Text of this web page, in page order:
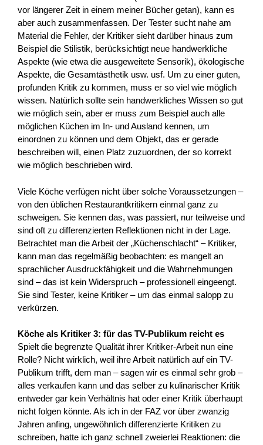
vor längerer Zeit in einem meiner Bücher getan), kann es
aber auch zusammenfassen. Der Tester sucht nahe am
Material die Fehler, der Kritiker sieht darüber hinaus zum
Beispiel die Stilistik, berücksichtigt neue handwerkliche
Aspekte (wie etwa die ausgeweitete Sensorik), ökologische
Aspekte, die Gesamtästhetik usw. usf. Um zu einer guten,
profunden Kritik zu kommen, muss er so viel wie möglich
wissen. Natürlich sollte sein handwerkliches Wissen so gut
wie möglich sein, aber er muss zum Beispiel auch alle
möglichen Küchen im In- und Ausland kennen, um
einordnen zu können und dem Objekt, das er gerade
beschreiben will, einen Platz zuzuordnen, der so korrekt
wie möglich beschrieben wird.
Viele Köche verfügen nicht über solche Voraussetzungen –
von den üblichen Restaurantkritikern einmal ganz zu
schweigen. Sie kennen das, was passiert, nur teilweise und
sind oft zu differenzierten Reflektionen nicht in der Lage.
Betrachtet man die Arbeit der „Küchenschlacht“ – Kritiker,
kann man das regelmäßig beobachten: es mangelt an
sprachlicher Ausdruckfähigkeit und die Wahrnehmungen
sind – das ist kein Widerspruch – professionell eingeengt.
Sie sind Tester, keine Kritiker – um das einmal salopp zu
verkürzen.
Köche als Kritiker 3: für das TV-Publikum reicht es
Spielt die begrenzte Qualität ihrer Kritiker-Arbeit nun eine
Rolle? Nicht wirklich, weil ihre Arbeit natürlich auf ein TV-
Publikum trifft, dem man – sagen wir es einmal sehr grob –
alles verkaufen kann und das selber zu kulinarischer Kritik
entweder gar kein Verhältnis hat oder einer Kritik überhaupt
nicht folgen könnte. Als ich in der FAZ vor über zwanzig
Jahren anfing, ungewöhnlich differenzierte Kritiken zu
schreiben, hatte ich ganz schnell zweierlei Reaktionen: die